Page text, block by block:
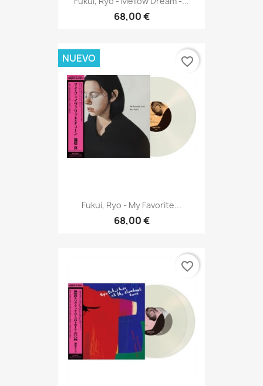
68,00 €
Fukui, Ryo - My Favorite...
68,00 €
NUEVO favorite_border
favorite_border